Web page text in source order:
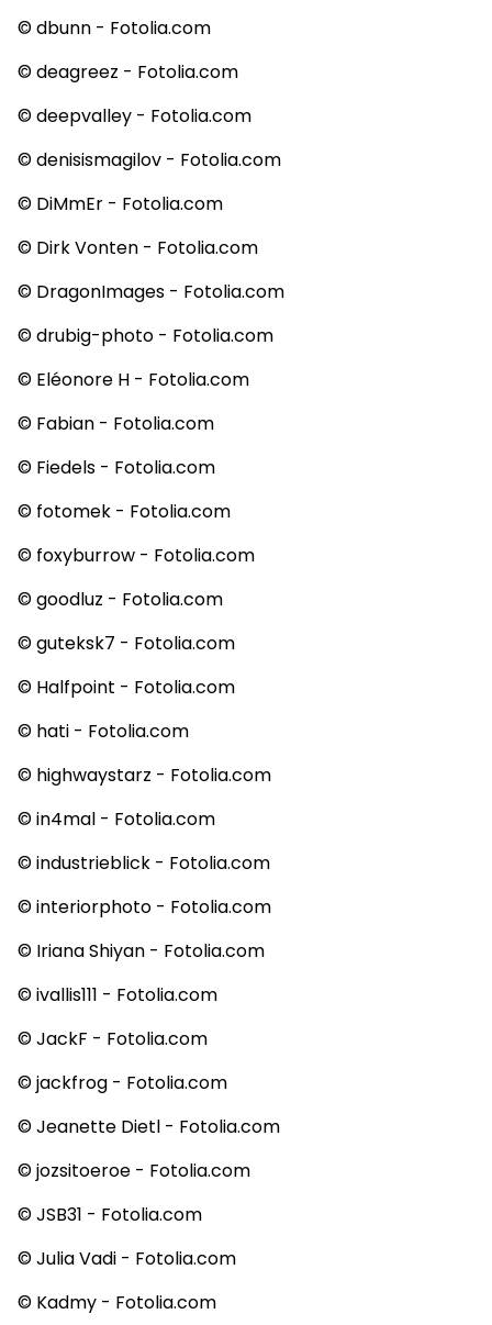
© dbunn - Fotolia.com
© deagreez - Fotolia.com
© deepvalley - Fotolia.com
© denisismagilov - Fotolia.com
© DiMmEr - Fotolia.com
© Dirk Vonten - Fotolia.com
© DragonImages - Fotolia.com
© drubig-photo - Fotolia.com
© Eléonore H - Fotolia.com
© Fabian - Fotolia.com
© Fiedels - Fotolia.com
© fotomek - Fotolia.com
© foxyburrow - Fotolia.com
© goodluz - Fotolia.com
© guteksk7 - Fotolia.com
© Halfpoint - Fotolia.com
© hati - Fotolia.com
© highwaystarz - Fotolia.com
© in4mal - Fotolia.com
© industrieblick - Fotolia.com
© interiorphoto - Fotolia.com
© Iriana Shiyan - Fotolia.com
© ivallis111 - Fotolia.com
© JackF - Fotolia.com
© jackfrog - Fotolia.com
© Jeanette Dietl - Fotolia.com
© jozsitoeroe - Fotolia.com
© JSB31 - Fotolia.com
© Julia Vadi - Fotolia.com
© Kadmy - Fotolia.com